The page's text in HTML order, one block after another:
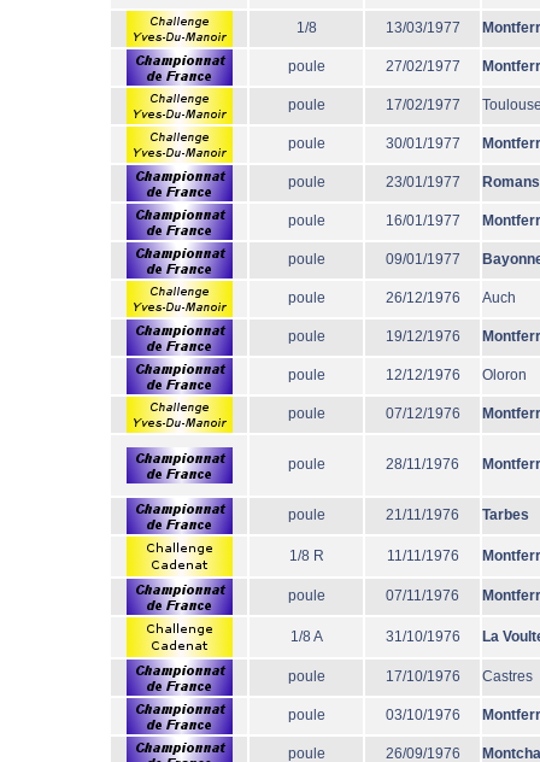
1/8 13/03/1977
poule 27/02/1977
poule 17/02/1977
poule 30/01/1977
poule 23/01/1977 Romans
poule 16/01/1977
poule 09/01/1977
poule 26/12/1976 Auch
poule 19/12/1976
poule 12/12/1976 Oloron
poule 07/12/1976
poule 28/11/1976
poule 21/11/1976 Tarbes
1/8 R 11/11/1976
poule 07/11/1976
1/8 A 31/10/1976 La
poule 17/10/1976 Castres
poule 03/10/1976
poule 26/09/1976